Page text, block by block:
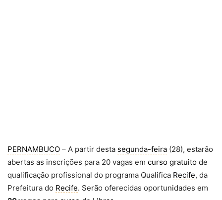
PERNAMBUCO – A partir desta segunda-feira (28), estarão
abertas as inscrições para 20 vagas em curso gratuito de
qualificação profissional do programa Qualifica Recife, da
Prefeitura do Recife. Serão oferecidas oportunidades em